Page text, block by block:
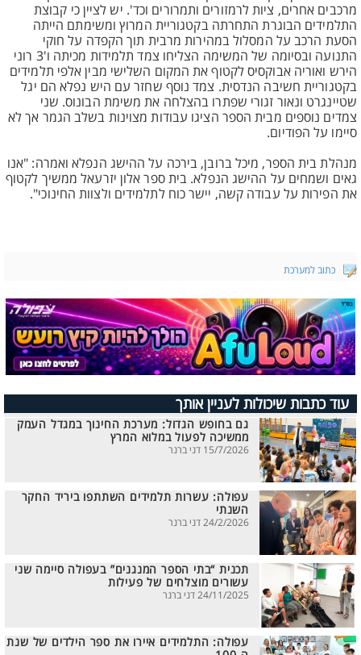
מרכבים אחרים, ציות לרמזורים ותמרורים וכד'. יש לציין כי קבוצת
התלמידים הבוגרת התחרתה בקטגוריית המרוץ ומשימתם הייתה
הסעת הרכב על המסלול במהירות מרבית תוך הקפדה על חוקי
התנועה ובסיומה של המשימה הצליחו צמד תלמידות מכיתה ו'3 רוני
הירש ואוריה אבוקסיס לקטוף את המקום השלישי מבין אלפי תלמידים
בקטגוריית חשיבה הנדסית. צמד נוסף שחזר עם היש נפלא הם יגל
שטיינגרט ונאור זגורי שפתרו בהצלחה את משימת הבונוס. שני
צמדים נוספים מבית הספר הציגו עבודות מצוינות בשלב הגמר אך לא
סיימו על הפודיום.
מנהלת בית הספר, מיכל ברובן, בירכה על ההישג הנפלא ואמרה: "אנו
גאים ושמחים על ההישג הנפלא. בית ספר אלון יזרעאל ממשיך לקטוף
את הפירות על עבודה קשה, יישר כוח לתלמידים ולצוות החינוכי".
כתוב למערכת
עוד כתבות שיכולות לעניין אותך
גם בחופש הגדול: מערכת החינוך במגדל העמק
ממשיכה לפעול במלוא המרץ
15/7/2026 דני ברנר
עפולה: עשרות תלמידים השתתפו ביריד החקר
השנתי
24/2/2026 דני ברנר
תכנית “בתי הספר המנגנים” בעפולה סיימה שני
עשורים מוצלחים של פעילות
24/11/2025 דני ברנר
עפולה: התלמידים איירו את ספר הילדים של שנת